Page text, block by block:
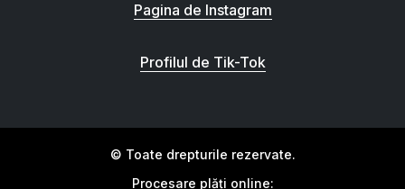
Pagina de Instagram
Profilul de Tik-Tok
© Toate drepturile rezervate.
Procesare plăți online: